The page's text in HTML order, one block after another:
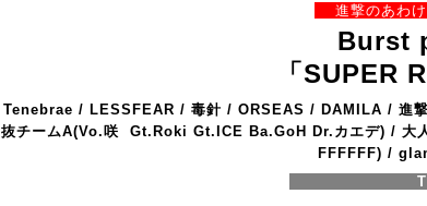
進撃のあわ
Burst
「SUPER
Tenebrae / LESSFEAR / 毒針 / ORSEAS / DAMILA / 進
抜チームA(Vo.咲 Gt.Roki Gt.ICE Ba.GoH Dr.カエデ) / 大
FFFFFF) /